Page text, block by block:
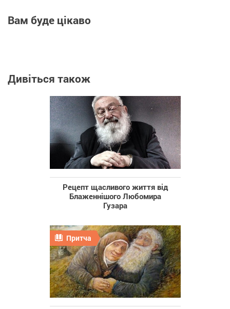
Вам буде цікаво
Дивіться також
Рецепт щасливого життя від
Блаженнішого Любомира
Гузара
Притча